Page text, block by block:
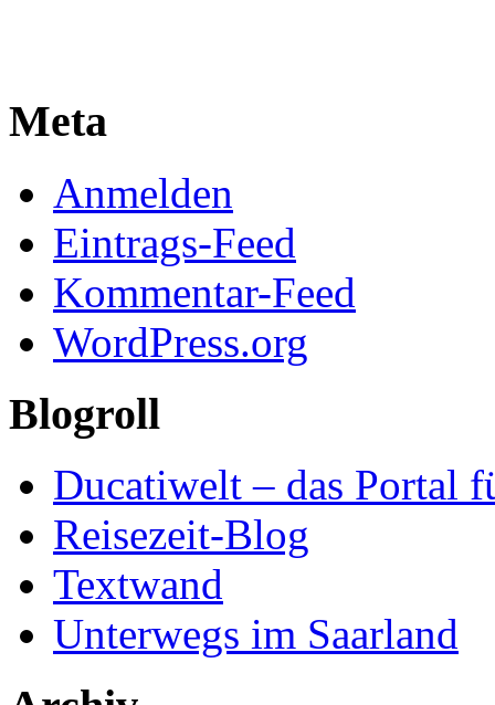
Meta
Anmelden
Eintrags-Feed
Kommentar-Feed
WordPress.org
Blogroll
Ducatiwelt – das Portal
Reisezeit-Blog
Textwand
Unterwegs im Saarland